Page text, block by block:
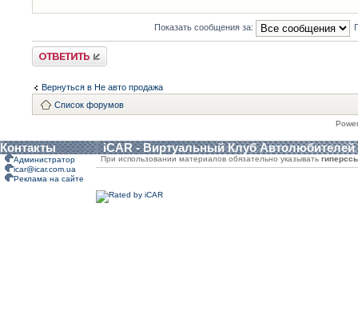
Показать сообщения за:
Ответить
Вернуться в Не авто продажа
Список форумов
Контакты iCAR - Виртуальный Клуб Автолюбителей
Администратор
icar@icar.com.ua
Реклама на сайте
При использовании материалов обязательно указывать